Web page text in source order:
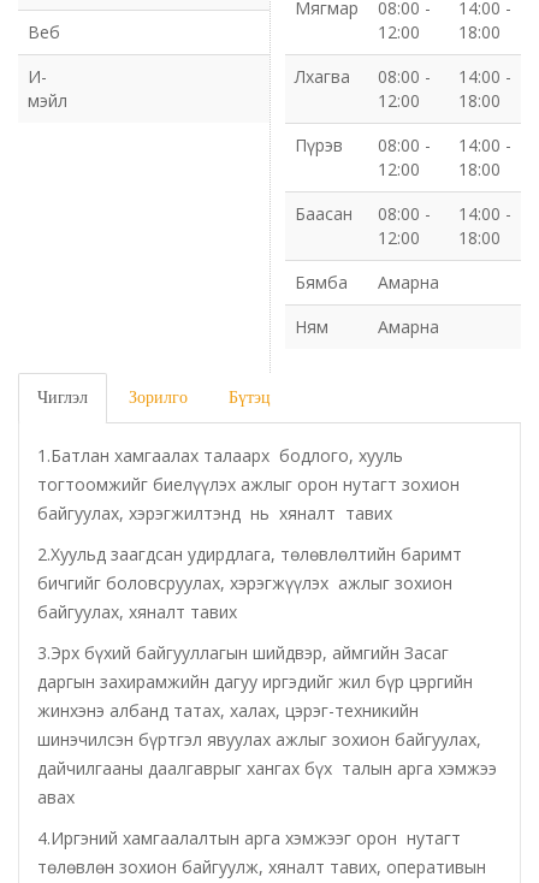
Газрын харилцаа барилга хот байгуулалтын газар
Нийгмийн даатгалын газар
Орон нутгийн Өмчийн газар
Орхон аймаг дахь Гаалийн газар
Орхон аймгийн Байгаль орчны газар
Санхүүгийн хяналт, дотоод аудитын газар
Стандарт, хэмжил зүйн хэлтэс
Татварын газар
Улсын бүртгэлийн хэлтэс
Ус цаг уур, орчны шинжилгээний төв
Хүүхэд, гэр бүлийн хөгжил, хамгааллын газар
Хөдөлмөр, халамжийн үйлчилгээний газар
Веб
И-
мэйл
Мягмар
08:00 -
12:00
14:00 -
18:00
Лхагва
08:00 -
12:00
14:00 -
18:00
Пүрэв
08:00 -
12:00
14:00 -
18:00
Баасан
08:00 -
12:00
14:00 -
18:00
Бямба
Амарна
Ням
Амарна
Чиглэл Зорилго Бүтэц
1.Батлан хамгаалах талаарх бодлого, хууль
тогтоомжийг биелүүлэх ажлыг орон нутагт зохион
байгуулах, хэрэгжилтэнд нь хяналт тавих
2.Хуульд заагдсан удирдлага, төлөвлөлтийн баримт
бичгийг боловсруулах, хэрэгжүүлэх ажлыг зохион
байгуулах, хяналт тавих
3.Эрх бүхий байгууллагын шийдвэр, аймгийн Засаг
даргын захирамжийн дагуу иргэдийг жил бүр цэргийн
жинхэнэ албанд татах, халах, цэрэг-техникийн
шинэчилсэн бүртгэл явуулах ажлыг зохион байгуулах,
дайчилгааны даалгаврыг хангах бүх талын арга хэмжээ
авах
4.Иргэний хамгаалалтын арга хэмжээг орон нутагт
төлөвлөн зохион байгуулж, хяналт тавих, оперативын